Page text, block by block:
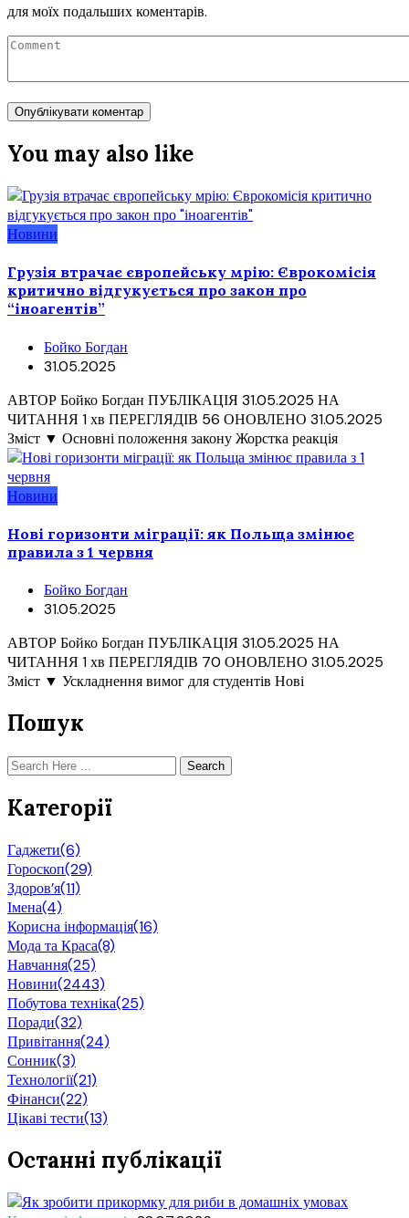
для моїх подальших коментарів.
You may also like
Новини
Грузія втрачає європейську мрію: Єврокомісія
критично відгукується про закон про
“іноагентів”
Бойко Богдан
31.05.2025
АВТОР Бойко Богдан ПУБЛІКАЦІЯ 31.05.2025 НА
ЧИТАННЯ 1 хв ПЕРЕГЛЯДІВ 56 ОНОВЛЕНО 31.05.2025
Зміст ▼ Основні положення закону Жорстка реакція
Новини
Нові горизонти міграції: як Польща змінює
правила з 1 червня
Бойко Богдан
31.05.2025
АВТОР Бойко Богдан ПУБЛІКАЦІЯ 31.05.2025 НА
ЧИТАННЯ 1 хв ПЕРЕГЛЯДІВ 70 ОНОВЛЕНО 31.05.2025
Зміст ▼ Ускладнення вимог для студентів Нові
Пошук
Search
Категорії
Гаджети(6)
Гороскоп(29)
Здоров’я(11)
Імена(4)
Корисна інформація(16)
Мода та Краса(8)
Навчання(25)
Новини(2443)
Побутова техніка(25)
Поради(32)
Привітання(24)
Сонник(3)
Технології(21)
Фінанси(22)
Цікаві тести(13)
Останні публікації